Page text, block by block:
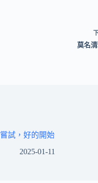
莫名
嘗試，好的開始
2025-01-11